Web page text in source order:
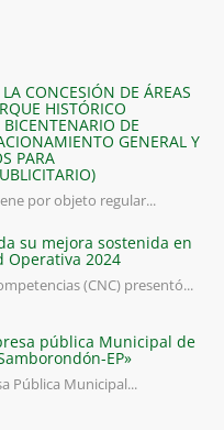
CONCESIÓN DE ÁREAS
HISTÓRICO
DE
GENERAL Y
PARA
por objeto regular...
su mejora sostenida en
Operativa 2024
(CNC) presentó...
pública Municipal de
EP»
Pública Municipal...